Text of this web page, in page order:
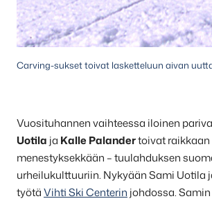
Carving-sukset toivat lasketteluun aivan
Vuosituhannen vaihteessa iloinen
Uotila ja Kalle Palandertoivat raikkaan
menestyksekkään – tuulahduksen
urheilukulttuuriin. Nykyään Sami Uotila
työtäVihti Ski Centerin johdossa.